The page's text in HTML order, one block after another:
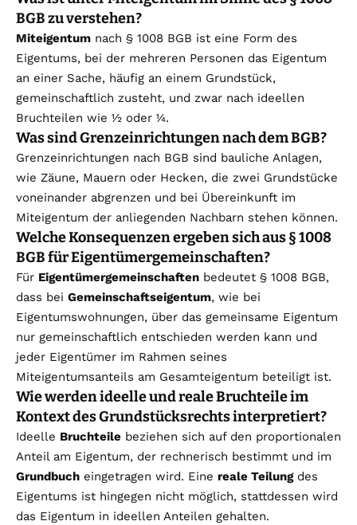
BGB zu verstehen?
Miteigentum nach § 1008 BGB ist eine Form des
Eigentums, bei der mehreren Personen das Eigentum
an einer Sache, häufig an einem Grundstück,
gemeinschaftlich zusteht, und zwar nach ideellen
Bruchteilen wie ½ oder ¼.
Was sind Grenzeinrichtungen nach dem BGB?
Grenzeinrichtungen nach BGB sind bauliche Anlagen,
wie Zäune, Mauern oder Hecken, die zwei Grundstücke
voneinander abgrenzen und bei Übereinkunft im
Miteigentum der anliegenden Nachbarn stehen können.
Welche Konsequenzen ergeben sich aus § 1008
BGB für Eigentümergemeinschaften?
Für Eigentümergemeinschaften bedeutet § 1008 BGB,
dass bei Gemeinschaftseigentum, wie bei
Eigentumswohnungen, über das gemeinsame Eigentum
nur gemeinschaftlich entschieden werden kann und
jeder Eigentümer im Rahmen seines
Miteigentumsanteils am Gesamteigentum beteiligt ist.
Wie werden ideelle und reale Bruchteile im
Kontext des Grundstücksrechts interpretiert?
Ideelle Bruchteile beziehen sich auf den proportionalen
Anteil am Eigentum, der rechnerisch bestimmt und im
Grundbuch eingetragen wird. Eine reale Teilungdes
Eigentums ist hingegen nicht möglich, stattdessen wird
das Eigentum in ideellen Anteilen gehalten.